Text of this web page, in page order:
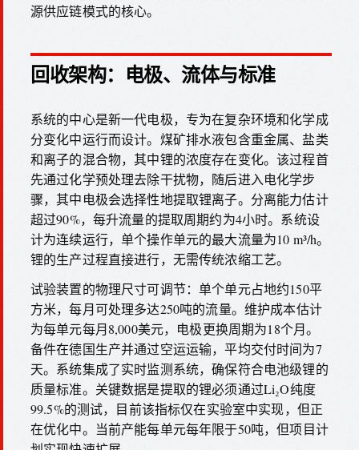
源供应链模式的核心。
回收架构：电极、流体与标准
系统的中心是新一代电极，专为在复杂环境和化学成
分变化中运行而设计。煤矿排水液包含重金属、盐类
和离子的混合物，其中锂的浓度存在变化。该过程首
先通过化学预处理去除干扰物，随后进入电化学步
骤，其中电极会选择性地提取锂离子。分离能力估计
超过90%，每升流量的提取周期约为4小时。系统设
计为连续运行，单个操作单元的最大流量为10 m³/h。
锂的生产过程直接进行，无需传统浓缩工艺。
试验装置的物理尺寸可调节：单个单元占地约150平
方米，每月可处理多达250吨的流量。维护成本估计
为每单元每月8,000美元，电极更换周期为18个月。
备件在德国生产并通过空运运输，平均交付时间为7
天。系统集成了实时监测系统，确保符合电池级锂的
质量标准。关键数据是提取的锂必须通过Li₂O纯度
99.5%的测试，目前该指标仅在实验室中实现，但正
在优化中。当前产能每单元每年限于50吨，但项目计